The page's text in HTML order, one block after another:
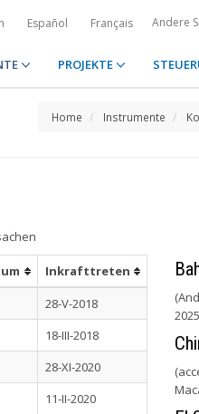
Español Français Andere
PROJEKTE
Home Instrumente
Inkrafttreten
28-V-2018
18-III-2018
28-XI-2020
11-II-2020